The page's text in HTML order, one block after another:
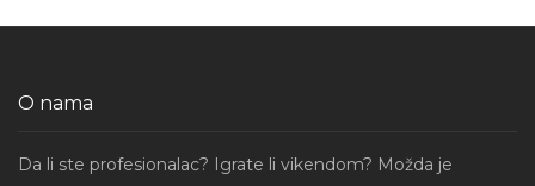
O nama
Da li ste profesionalac? Igrate li vikendom? Možda je